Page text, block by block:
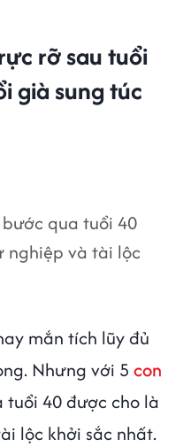
rỡ sau tuổi
già sung túc
qua tuổi 40
nghiệp và tài lộc
mắn tích lũy đủ
Nhưng với 5 con
40 được cho là
lộc khởi sắc nhất.